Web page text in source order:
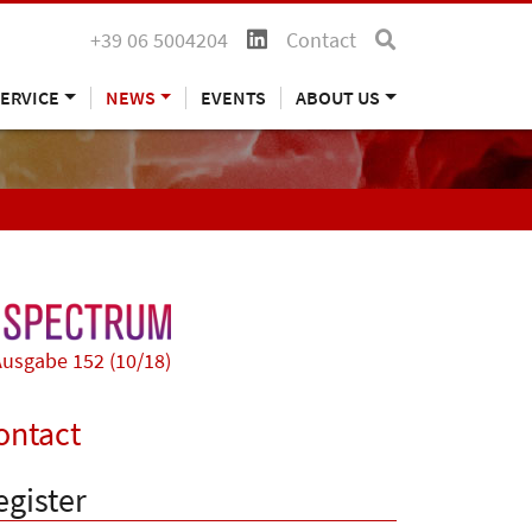
+39 06 5004204 Contact
NEWS EVENTS ABOUT US
152 (10/18)